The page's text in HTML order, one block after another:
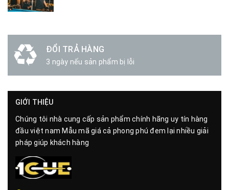
ĐỔI TRẢ HÀNG
3 ngày nếu sản phẩm bị lỗi
GIỚI THIỆU
Chúng tôi nhà cung cấp sản phẩm chính hãng uy tín hàng
đầu việt nam Mẫu mã giá cả phong phú đem lại nhiều giải
pháp giúp khách hàng